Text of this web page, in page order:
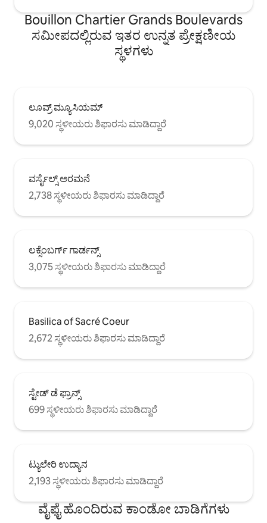
Bouillon Chartier Grands Boulevards
ಸಮೀಪದಲ್ಲಿರುವ ಇತರ ಉನ್ನತ ಪ್ರೇಕ್ಷಣೀಯ
ಸ್ಥಳಗಳು
ಲೂವ್ರ್ ಮ್ಯೂಸಿಯಮ್
9,020 ಸ್ಥಳೀಯರು ಶಿಫಾರಸು ಮಾಡಿದ್ದಾರೆ
ವರ್ಸೈಲ್ಸ್ ಅರಮನೆ
2,738 ಸ್ಥಳೀಯರು ಶಿಫಾರಸು ಮಾಡಿದ್ದಾರೆ
ಲಕ್ಸೆಂಬರ್ಗ್ ಗಾರ್ಡನ್ಸ್
3,075 ಸ್ಥಳೀಯರು ಶಿಫಾರಸು ಮಾಡಿದ್ದಾರೆ
Basilica of Sacré Coeur
2,672 ಸ್ಥಳೀಯರು ಶಿಫಾರಸು ಮಾಡಿದ್ದಾರೆ
ಸ್ಟೇಡ್ ಡೆ ಫ್ರಾನ್ಸ್
699 ಸ್ಥಳೀಯರು ಶಿಫಾರಸು ಮಾಡಿದ್ದಾರೆ
ಟ್ಯುಲೇರಿ ಉದ್ಯಾನ
2,193 ಸ್ಥಳೀಯರು ಶಿಫಾರಸು ಮಾಡಿದ್ದಾರೆ
ವೈಫೈ ಹೊಂದಿರುವ ಕಾಂಡೋ ಬಾಡಿಗೆಗಳು